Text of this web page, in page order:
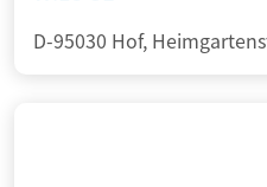
D-95030 Hof,